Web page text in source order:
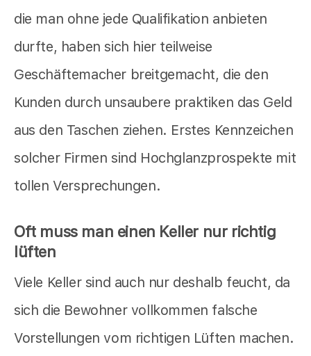
die man ohne jede Qualifikation anbieten
durfte, haben sich hier teilweise
Geschäftemacher breitgemacht, die den
Kunden durch unsaubere praktiken das Geld
aus den Taschen ziehen. Erstes Kennzeichen
solcher Firmen sind Hochglanzprospekte mit
tollen Versprechungen.
Oft muss man einen Keller nur richtig
lüften
Viele Keller sind auch nur deshalb feucht, da
sich die Bewohner vollkommen falsche
Vorstellungen vom richtigen Lüften machen.